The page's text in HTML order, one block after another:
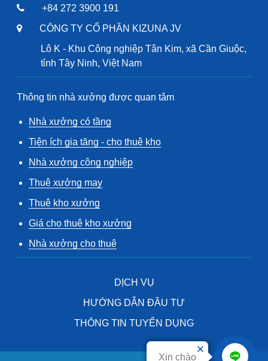
Xin chào
+84 272 3900 191
CÔNG TY CỔ PHẦN KIZUNA JV
Lô K - Khu Công nghiệp Tân Kim, xã Cần Giuộc,
tỉnh Tây Ninh, Việt Nam
Thông tin nhà xưởng được quan tâm
Nhà xưởng có tầng
Tiện ích gia tăng - cho thuê kho
Nhà xưởng công nghiệp
Thuê xưởng may
Thuê kho xưởng
Giá cho thuê kho xưởng
Nhà xưởng cho thuê
DỊCH VỤ
HƯỚNG DẪN ĐẦU TƯ
THÔNG TIN TUYỂN DỤNG